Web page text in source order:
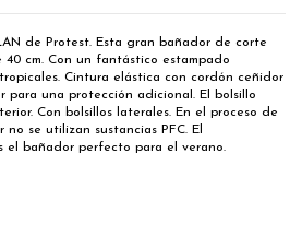
de Protest. Esta gran bañador de corte
cm. Con un fantástico estampado
Cintura elástica con cordón ceñidor
para una protección adicional. El bolsillo
Con bolsillos laterales. En el proceso de
se utilizan sustancias PFC. El
el bañador perfecto para el verano.